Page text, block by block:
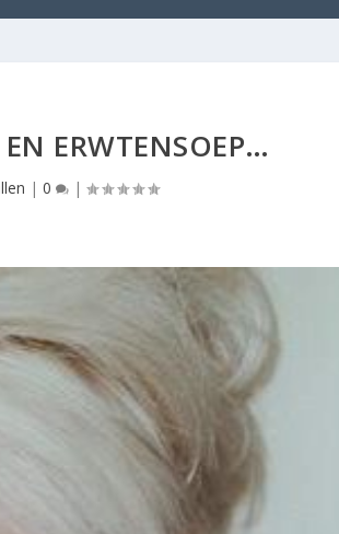
ERWTENSOEP…
|0 |